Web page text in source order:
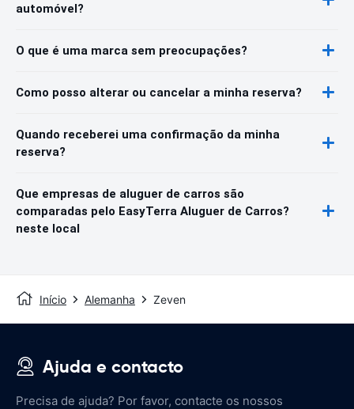
automóvel?
O que é uma marca sem preocupações?
Como posso alterar ou cancelar a minha reserva?
Quando receberei uma confirmação da minha
reserva?
Que empresas de aluguer de carros são
comparadas pelo EasyTerra Aluguer de Carros?
neste local
Início Alemanha Zeven
Ajuda e contacto
Precisa de ajuda? Por favor, contacte os nossos